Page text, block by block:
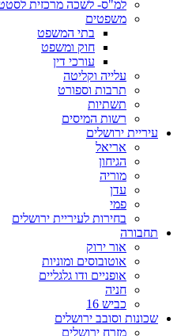
למ"ס- לשכה מרכזית
משפטים
בתי המשפט
חוק ומשפט
עורכי דין
עלייה וקליטה
תרבות וספורט
תשתיות
רשות המיסים
עיריית ירושלים
אריאל
הגיחון
מוריה
עדן
פמי
בחירות לעיריית ירושלים
תחבורה
אור ירוק
אוטובוסים ומוניות
אופניים ודו גלגליים
חניה
כביש 16
שכונות וסובב ירושלים
מזרח ירושלים